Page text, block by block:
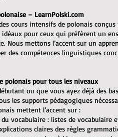
– LearnPolski.com
cours intensifs de polonais
idéaux pour ceux qui préfèrent un
Nous mettons l’accent sur un
des compétences linguistiques
polonais pour tous les niveaux
ou que vous ayez déjà des
les supports pédagogiques
mettent l’accent sur :
du vocabulaire : listes de vocabulaire
claires des règles